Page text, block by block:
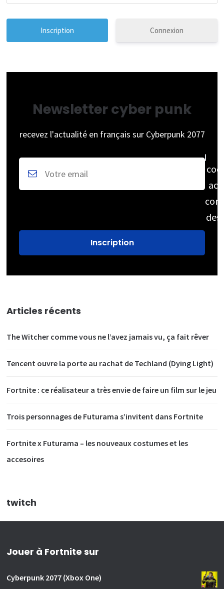
Connexion
Newsletter cyber punk
recevez l'actualité en français sur Cyberpunk 2077
des
Articles récents
The Witcher comme vous ne l’avez jamais vu, ça fait rêver
Tencent ouvre la porte au rachat de Techland (Dying Light)
Fortnite : ce réalisateur a très envie de faire un film sur le jeu
Trois personnages de Futurama s’invitent dans Fortnite
Fortnite x Futurama – les nouveaux costumes et les
accesoires
twitch
Jouer à Fortnite sur
Cyberpunk 2077 (Xbox One)